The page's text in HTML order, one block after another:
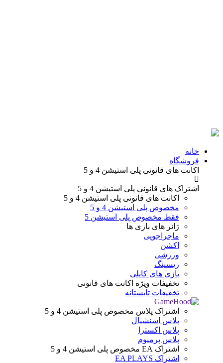
خانه
فروشگاه
اکانت های قانونی پلی استیشن 4 و 5
اشتراک های قانونی پلی استیشن 4 و 5
اکانت های قانونی پلی استیشن 4 و 5
مخصوص پلی استیشن 4 و 5
فقط مخصوص پلی استیشن 5
ژانر های بازی ها
ماجراجویی
اکشن
ورزشی
ریسینگ
بازی های کاپلی
تخفیفات ویژه اکانت های قانونی
تخفیفات تابستانه
اشتراک پلاس مخصوص پلی استیشن 4 و 5
پلاس اسنشیال
پلاس اکسترا
پلاس پرمیوم
اشتراک EA
مخصوص پلی استیشن 4 و 5
اشتراک EA PLAYS